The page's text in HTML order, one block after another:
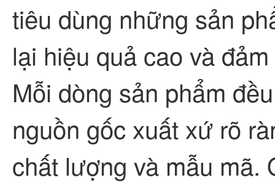
tiêu dùng những sản
lại hiệu quả cao và
Mỗi dòng sản phẩm
nguồn gốc xuất xứ rõ
chất lượng và mẫu mã.